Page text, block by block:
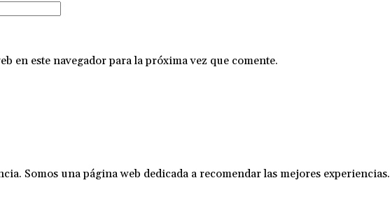
en este navegador para la próxima vez que comente.
Somos una página web dedicada a recomendar las mejores experiencias.